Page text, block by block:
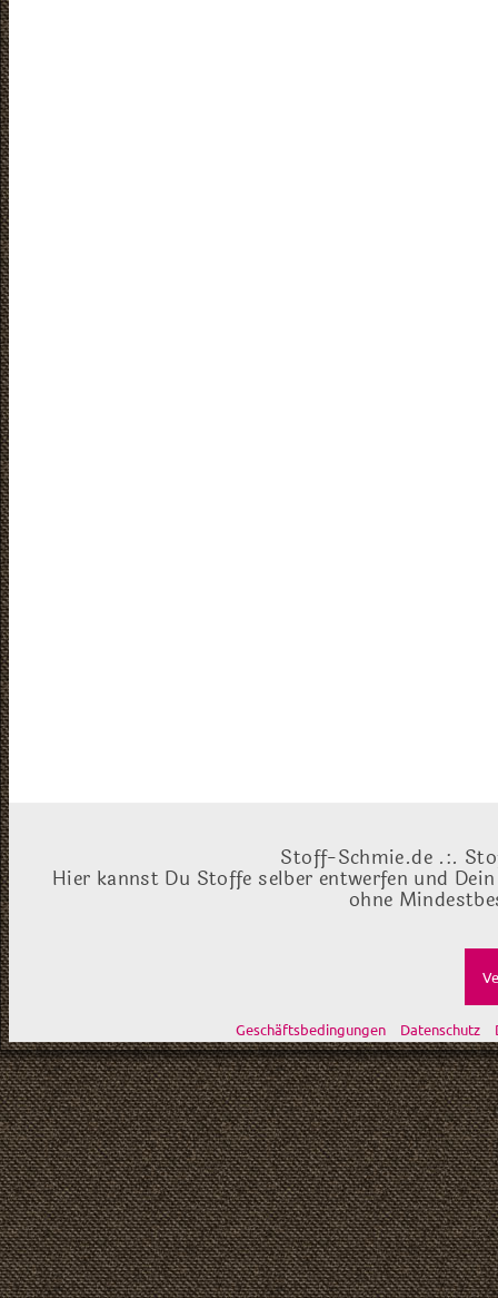
Stoff-Schmie.de .:.
Hier kannst Du Stoffe selber entwerfen und
ohne
Geschäftsbedingungen Datenschutz